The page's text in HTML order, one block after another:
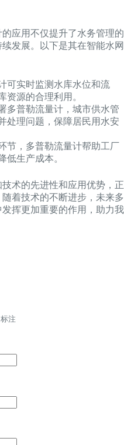
应用不仅提升了水务管理的
发展。以下是其在智能水网
可实时监测水库水位和流
资源的合理利用。
多普勒流量计，城市供水管
处理问题，保障居民用水安
节，多普勒流量计帮助工厂
低生产成本。
术的先进性和应用优势，正
着技术的不断进步，未来多
挥更加重要的作用，助力我
标注